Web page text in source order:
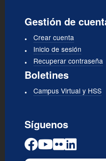
Gestión de
Crear cuenta
Inicio de sesión
Recuperar contraseña
Boletines
Campus Virtual y HSS
Síguenos